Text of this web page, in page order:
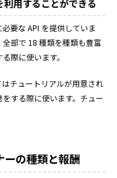
用することができる
要な API を提供していま
部で 18 種類を種類も豊富
際に使います。
チュートリアルが用意され
する際に使います。チュー
の種類と報酬